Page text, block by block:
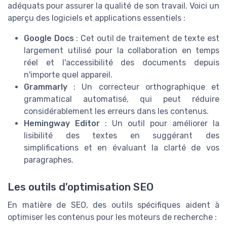
adéquats pour assurer la qualité de son travail. Voici un
aperçu des logiciels et applications essentiels :
Google Docs : Cet outil de traitement de texte est
largement utilisé pour la collaboration en temps
réel et l'accessibilité des documents depuis
n'importe quel appareil.
Grammarly : Un correcteur orthographique et
grammatical automatisé, qui peut réduire
considérablement les erreurs dans les contenus.
Hemingway Editor : Un outil pour améliorer la
lisibilité des textes en suggérant des
simplifications et en évaluant la clarté de vos
paragraphes.
Les outils d'optimisation SEO
En matière de SEO, des outils spécifiques aident à
optimiser les contenus pour les moteurs de recherche :